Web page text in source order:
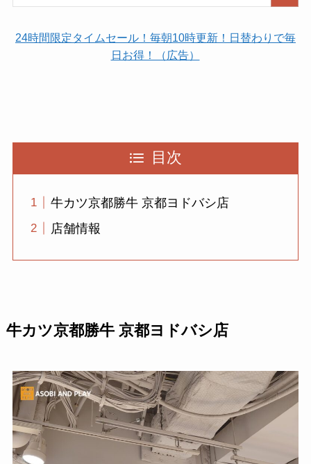
24時間限定タイムセール！毎朝10時更新！日替わりで毎
日お得！（広告）
目次
牛カツ京都勝牛 京都ヨドバシ店
店舗情報
牛カツ京都勝牛 京都ヨドバシ店